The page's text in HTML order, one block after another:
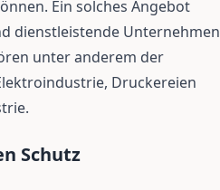
Ein solches Angebot
dienstleistende Unternehmen
unter anderem der
Druckereien
Schutz